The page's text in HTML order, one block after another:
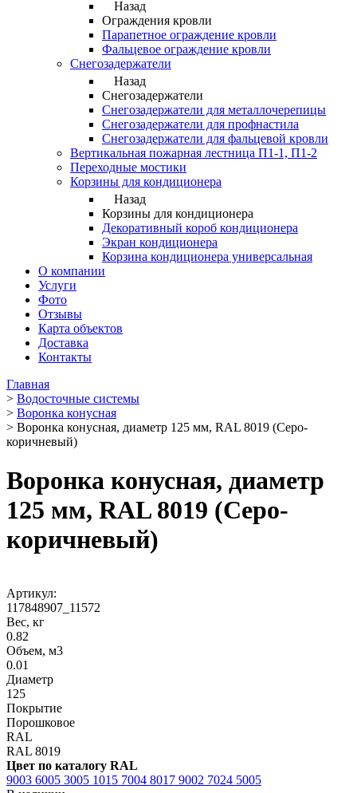
Назад
Ограждения кровли
Парапетное ограждение кровли
Фальцевое ограждение кровли
Снегозадержатели
Назад
Снегозадержатели
Снегозадержатели для металлочерепицы
Снегозадержатели для профнастила
Снегозадержатели для фальцевой кровли
Вертикальная пожарная лестница П1-1, П1-2
Переходные мостики
Корзины для кондиционера
Назад
Корзины для кондиционера
Декоративный короб кондиционера
Экран кондиционера
Корзина кондиционера универсальная
О компании
Услуги
Фото
Отзывы
Карта объектов
Доставка
Контакты
Главная
> Водосточные системы
> Воронка конусная
> Воронка конусная, диаметр 125 мм, RAL 8019 (Серо-
коричневый)
Воронка конусная, диаметр
125 мм, RAL 8019 (Серо-
коричневый)
Артикул:
117848907_11572
Вес, кг
0.82
Объем, м3
0.01
Диаметр
125
Покрытие
Порошковое
RAL
RAL 8019
Цвет по каталогу RAL
9003 6005 3005 1015 7004 8017 9002 7024 5005